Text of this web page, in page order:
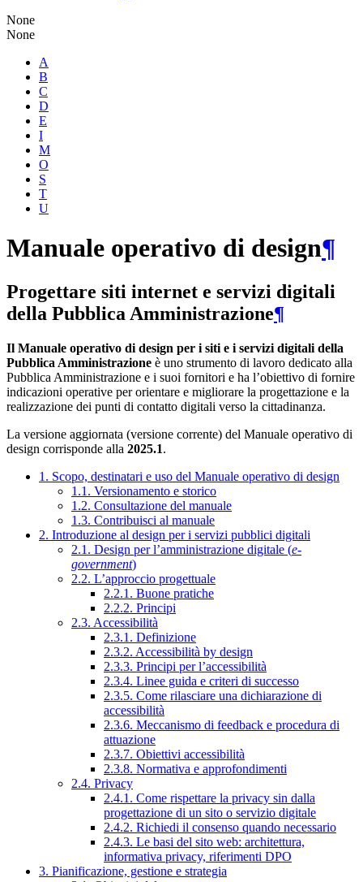
None
None
A
B
C
D
E
I
M
O
S
T
U
Manuale operativo di design¶
Progettare siti internet e servizi digitali
della Pubblica Amministrazione¶
Il Manuale operativo di design per i siti e i servizi digitali della
Pubblica Amministrazione è uno strumento di lavoro dedicato alla
Pubblica Amministrazione e i suoi fornitori e ha l’obiettivo di fornire
indicazioni operative per orientare e migliorare la progettazione e la
realizzazione dei punti di contatto digitali verso la cittadinanza.
La versione aggiornata (versione corrente) del Manuale operativo di
design corrisponde alla 2025.1.
1. Scopo, destinatari e uso del Manuale operativo di design
1.1. Versionamento e storico
1.2. Consultazione del manuale
1.3. Contribuisci al manuale
2. Introduzione al design per i servizi pubblici digitali
2.1. Design per l’amministrazione digitale (e-
government)
2.2. L’approccio progettuale
2.2.1. Buone pratiche
2.2.2. Principi
2.3. Accessibilità
2.3.1. Definizione
2.3.2. Accessibilità by design
2.3.3. Principi per l’accessibilità
2.3.4. Linee guida e criteri di successo
2.3.5. Come rilasciare una dichiarazione di
accessibilità
2.3.6. Meccanismo di feedback e procedura di
attuazione
2.3.7. Obiettivi accessibilità
2.3.8. Normativa e approfondimenti
2.4. Privacy
2.4.1. Come rispettare la privacy sin dalla
progettazione di un sito o servizio digitale
2.4.2. Richiedi il consenso quando necessario
2.4.3. Le basi del sito web: architettura,
informativa privacy, riferimenti DPO
3. Pianificazione, gestione e strategia